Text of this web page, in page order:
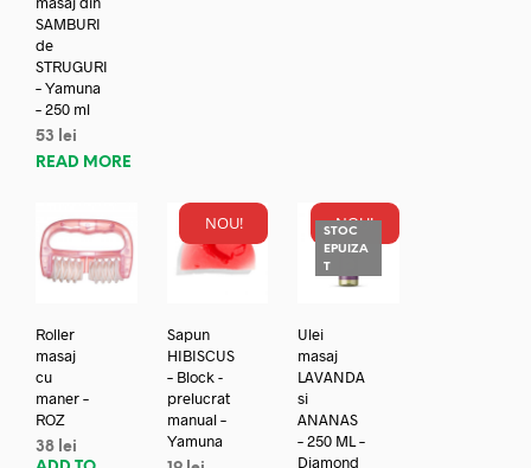
SAMBURI
de
STRUGURI
– Yamuna
– 250 ml
53
lei
READ MORE
Roller
masaj
cu
maner –
ROZ
38 lei
NOU!
Sapun
HIBISCUS
– Block -
prelucrat
manual –
Yamuna
NOU!
STOC
EPUIZA
T
Ulei
masaj
LAVANDA
si
ANANAS
– 250 ML –
Diamond